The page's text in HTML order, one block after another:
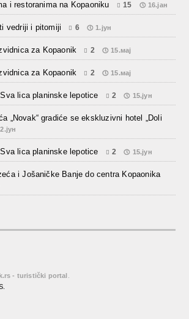
i restoranima na Kopaoniku 15 16.јан
vedriji i pitomiji 6 1.јун
za Kopaonik 2 15.мај
za Kopaonik 2 15.мај
lica planinske lepotice 2 15.јун
„Novak“ gradiće se ekskluzivni hotel „Doli
lica planinske lepotice 2 15.јун
i Jošaničke Banje do centra Kopaonika
- turistički portal .